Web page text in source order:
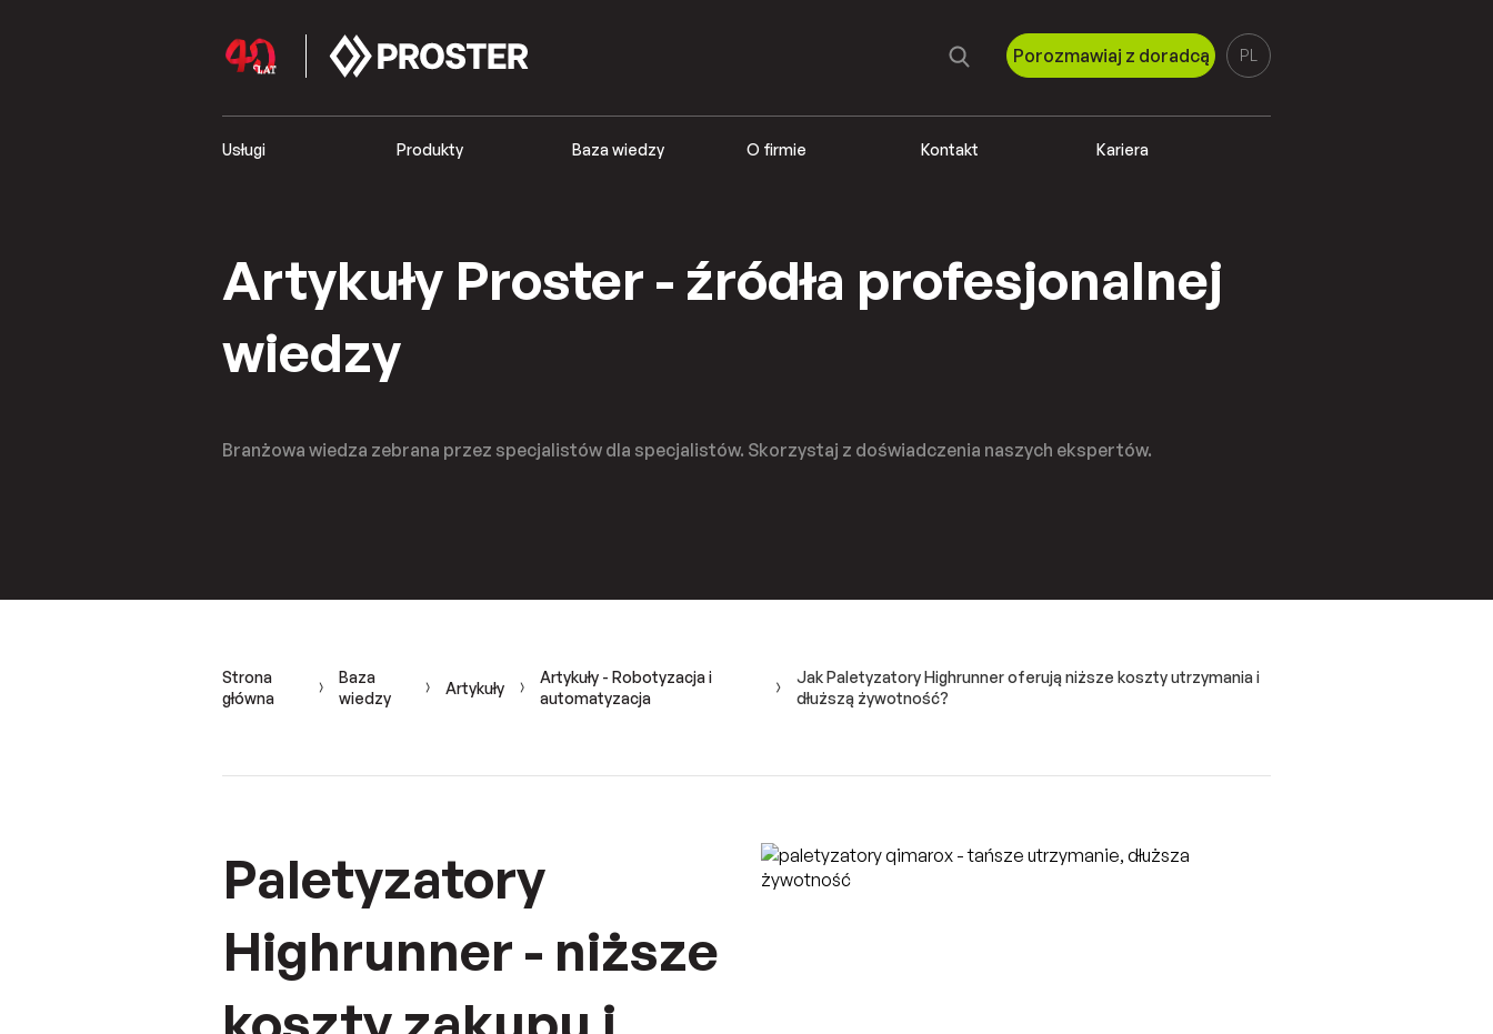
Porozmawiaj z doradcą PL
Usługi Produkty Baza wiedzy O firmie Kontakt Kariera
Artykuły Proster - źródła profesjonalnej
wiedzy
Branżowa wiedza zebrana przez specjalistów dla specjalistów. Skorzystaj z doświadczenia naszych ekspertów.
Strona
główna
Baza
wiedzy
Artykuły
Artykuły - Robotyzacja i
automatyzacja
Jak Paletyzatory Highrunner oferują niższe koszty utrzymania i
dłuższą żywotność?
Paletyzatory
Highrunner - niższe